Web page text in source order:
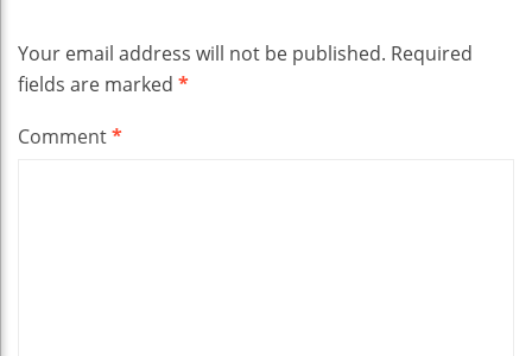
Your email address will not be published. Required
fields are marked *
Comment*